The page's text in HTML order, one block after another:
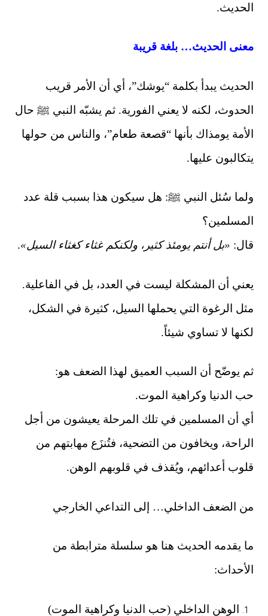
الحديث.
معنى الحديث… بلغة قريبة
الحديث يبدأ بكلمة “يوشك”، أي أن الأمر قريب
الحدوث، لكنه لا يعني الفورية. ثم يشبّه النبي ﷺ حال
الأمة يومذاك بأنها “قصعة طعام”، والناس من حولها
يتكالبون عليها.
ولما سُئل النبي ﷺ: هل سيكون هذا بسبب قلة عدد
المسلمين؟
قال: «بل أنتم يومئذ كثير، ولكنكم غثاء كغثاء السيل»
.
يعني أن المشكلة ليست في العدد، بل في الفاعلية.
مثل الرغوة التي يحملها السيل، كثيرة في الشكل،
لكنها لا تساوي شيئاً.
ثم يوضّح أن السبب العميق لهذا الضعف هو:
حب الدنيا وكراهية الموت.
أي أن المسلمين في تلك المرحلة يعيشون من أجل
الراحة، ويخافون من التضحية، فتُنزَع مهابتهم من
قلوب أعدائهم، ويُقذف في قلوبهم الوهن.
من الضعف الداخلي… إلى التداعي الخارجي
ما يقدمه الحديث هنا هو سلسلة مترابطة من
الأحداث:
الوهن الداخلي (حب الدنيا وكراهية الموت)